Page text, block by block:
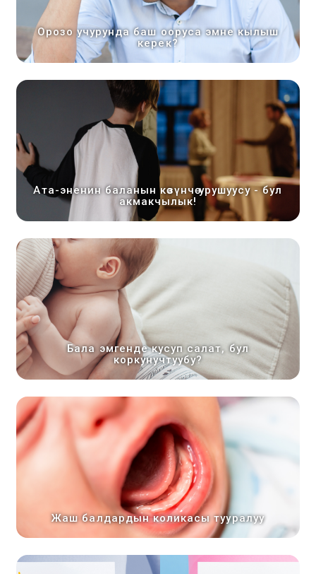
Орозо учурунда баш ооруса эмне кылыш
керек?
Ата-эненин баланын көзүнчө урушуусу - бул
акмакчылык!
Бала эмгенде кусуп салат, бул
коркунучтуубу?
Жаш балдардын коликасы тууралуу